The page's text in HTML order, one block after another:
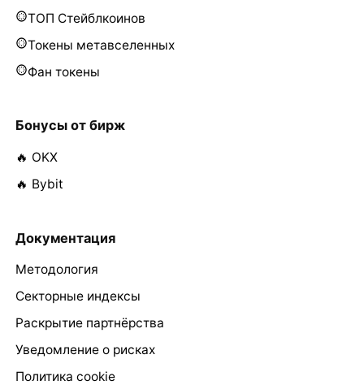
ТОП Стейблкоинов
Токены метавселенных
Фан токены
Бонусы от бирж
🔥 OKX
🔥 Bybit
Документация
Методология
Секторные индексы
Раскрытие партнёрства
Уведомление о рисках
Политика cookie